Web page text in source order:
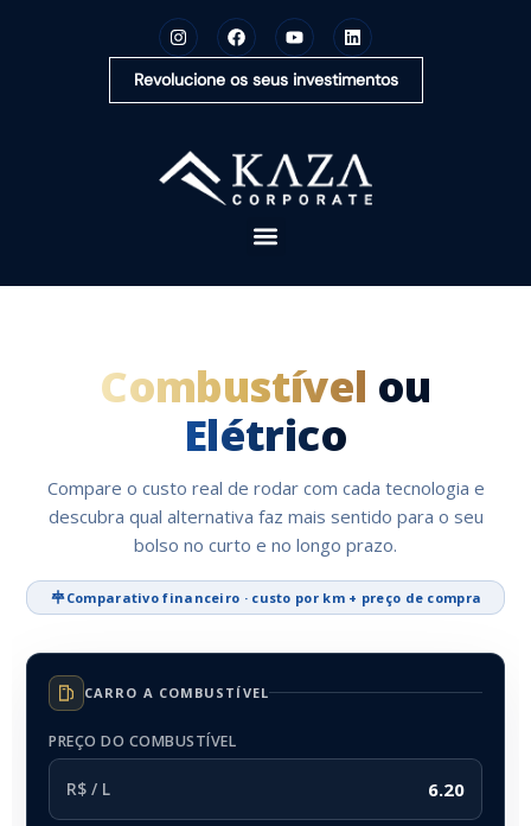
Revolucione os seus investimentos
A KAZA CAPITAL
MONTE SUA CARTEIRA
CONTEÚDOS
OUVIDORIA
CONTATO
Combustível ou
Elétrico
Compare o custo real de rodar com cada tecnologia e
descubra qual alternativa faz mais sentido para o seu
bolso no curto e no longo prazo.
Comparativo financeiro · custo por km + preço de compra
CARRO A COMBUSTÍVEL
PREÇO DO COMBUSTÍVEL
R$ / L